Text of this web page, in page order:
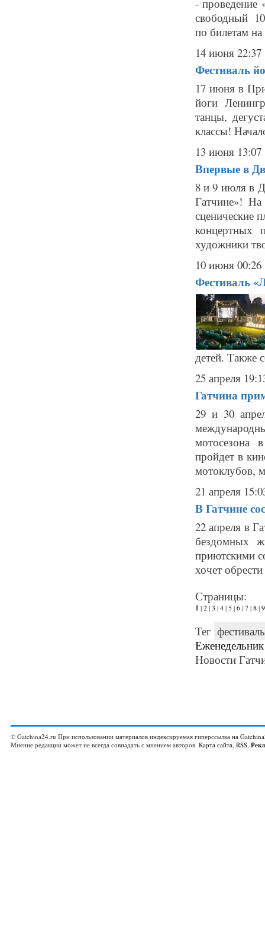
-
свободный
по билетам
14 июня 22:37
Фестиваль
17 июня в
йоги
танцы,
классы!
13 июня 13:07
Впервые в
8 и 9 июля в
Гатчине»!
сценические
концертных
художники
10 июня 00:26
Фестиваль
детей. Также
25 апреля
Гатчина
29 и 30
мотосезона
пройдет в
мотоклубов,
21 апреля
В Гатчине
22 апреля в
бездомных
приютскими
хочет
Страницы:
1 |2|3 |4| 5|6|7|8|9
Тег фестиваль
Новости
© Gatchina24.ru При использовании материалов индексируемая гиперссылка на
Мнение редакции может не всегда совпадать с мнением авторов. Карта сайта, RSS,